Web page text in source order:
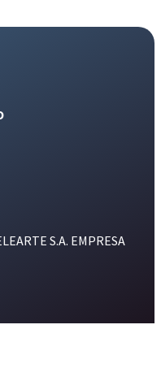
S.A. EMPRESA